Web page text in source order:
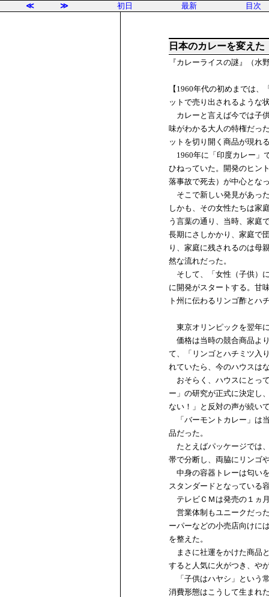
≪ ≫ 初日 最新 目次
日本のカレーを変え
『カレーライスの謎』（水
【1960年代の初めまでは
ットで売り出されるような
カレーと言えば今では子
味がわかる大人の特権だっ
ットを切り開く商品が現れ
1960年に「印度カレー」
ひねっていた。開発のヒン
落事故で死去）が中心とな
そこで新しい発見があっ
しかも、その女性たちは家
う言葉の通り、当時、家庭
長期にさしかかり、家庭で
り、家庭に残されるのは母
然な流れだった。
そして、「女性（子供）
に開発がスタートする。甘
ト州に伝わるリンゴ酢とハ
東京オリンピックを翌年
価格は当時の競合商品よ
て、「リンゴとハチミツ入
れていたら、今のハウスは
おそらく、ハウスにとっ
ー」の研究が正式に決定し
ない！」と反対の声が続い
「バーモントカレー」は
品だった。
たとえばパッケージでは
帯で分断し、両脇にリンゴ
中身の容器トレーは匂い
スタンダードとなっている
テレビＣＭは発売の１ヵ
営業体制もユニークだっ
ーパーなどの小売店向けに
を整えた。
まさに社運をかけた商品
すると人気に火がつき、や
「子供はハヤシ」という
消費形態はこうして生まれ